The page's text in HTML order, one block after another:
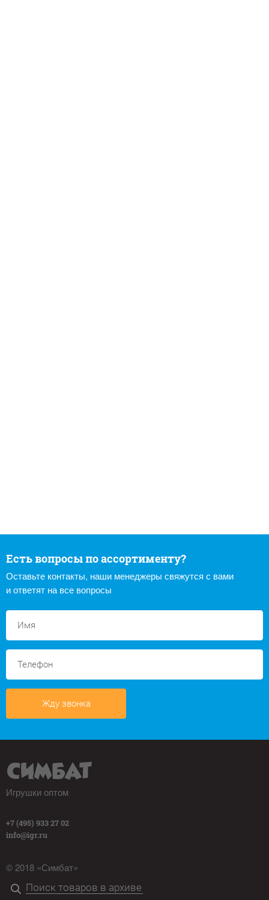
Есть вопросы по ассортименту?
Оставьте контакты, наши менеджеры свяжутся с вами
и ответят на все вопросы
Жду звонка
Игрушки оптом
+7 (495) 933 27 02
info@igr.ru
© 2018 «Симбат»